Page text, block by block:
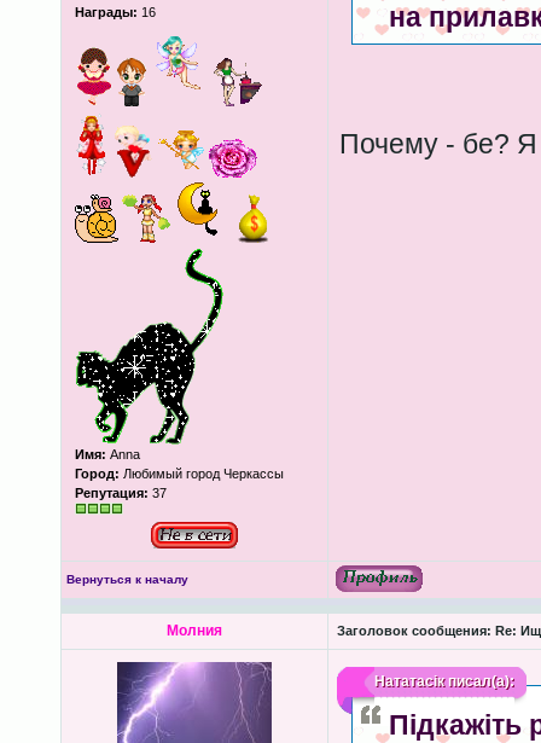
Награды: 16
Имя: Anna
Город: Любимый город Черкассы
Репутация: 37
на
Почему - бе? Я
Вернуться к началу
Молния Заголовок сообщения: Re:
Нататасікписал(а):
Підкажіть